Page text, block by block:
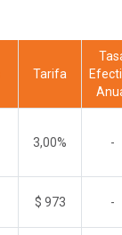
Tarifa
3,00% -
$ 973 -